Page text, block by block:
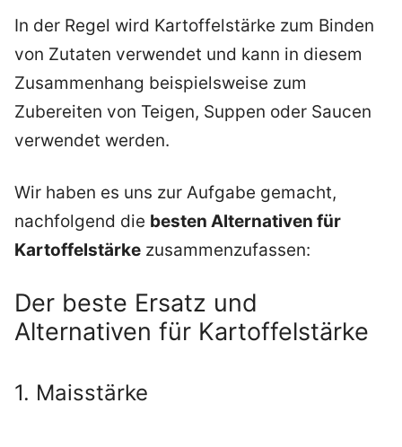
In der Regel wird Kartoffelstärke zum Binden
von Zutaten verwendet und kann in diesem
Zusammenhang beispielsweise zum
Zubereiten von Teigen, Suppen oder Saucen
verwendet werden.
Wir haben es uns zur Aufgabe gemacht,
nachfolgend die besten Alternativen für
Kartoffelstärke zusammenzufassen:
Der beste Ersatz und
Alternativen für Kartoffelstärke
1. Maisstärke